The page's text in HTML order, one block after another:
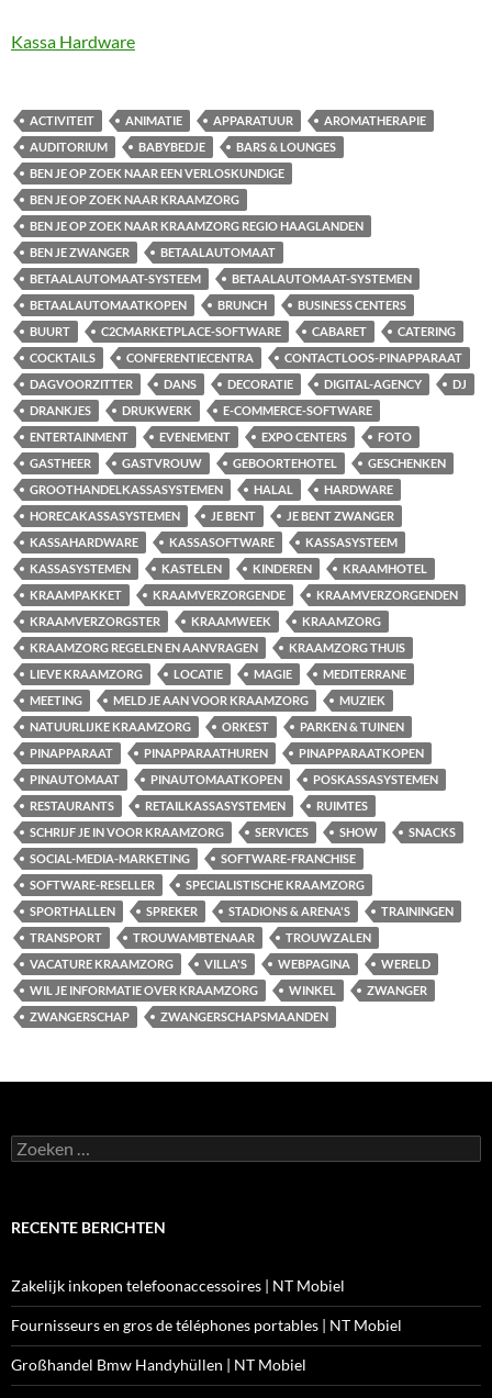
Kassa Hardware
ACTIVITEIT ANIMATIE APPARATUUR
AROMATHERAPIE
AUDITORIUM
BABYBEDJE
BARS & LOUNGES
BEN JE OP ZOEK NAAR EEN VERLOSKUNDIGE
BEN JE OP ZOEK NAAR KRAAMZORG
BEN JE OP ZOEK NAAR KRAAMZORG REGIO HAAGLANDEN
BEN JE ZWANGER
BETAALAUTOMAAT
BETAALAUTOMAAT-SYSTEEM
BETAALAUTOMAAT-SYSTEMEN
BETAALAUTOMAATKOPEN
BRUNCH
BUSINESS CENTERS
BUURT
C2CMARKETPLACE-SOFTWARE CABARET
CATERING
COCKTAILS
CONFERENTIECENTRA
CONTACTLOOS-PINAPPARAAT
DAGVOORZITTER
DANS DECORATIE DIGITAL-AGENCY
DJ
DRANKJES
DRUKWERK
E-COMMERCE-SOFTWARE
ENTERTAINMENT
EVENEMENT EXPO CENTERS
FOTO
GASTHEER
GASTVROUW GEBOORTEHOTEL
GESCHENKEN
GROOTHANDELKASSASYSTEMEN
HALAL
HARDWARE
HORECAKASSASYSTEMEN
JE BENT
JE BENT ZWANGER
KASSAHARDWARE
KASSASOFTWARE
KASSASYSTEEM
KASSASYSTEMEN
KASTELEN KINDEREN
KRAAMHOTEL
KRAAMPAKKET
KRAAMVERZORGENDE
KRAAMVERZORGENDEN
KRAAMVERZORGSTER
KRAAMWEEK
KRAAMZORG
KRAAMZORG REGELEN EN AANVRAGEN
KRAAMZORG THUIS
LIEVE KRAAMZORG
LOCATIE MAGIE
MEDITERRANE
MEETING
MELD JE AAN VOOR KRAAMZORG
MUZIEK
NATUURLIJKE KRAAMZORG
ORKEST
PARKEN & TUINEN
PINAPPARAAT
PINAPPARAATHUREN
PINAPPARAATKOPEN
PINAUTOMAAT
PINAUTOMAATKOPEN
POSKASSASYSTEMEN
RESTAURANTS
RETAILKASSASYSTEMEN
RUIMTES
SCHRIJF JE IN VOOR KRAAMZORG
SERVICES SHOW
SNACKS
SOCIAL-MEDIA-MARKETING
SOFTWARE-FRANCHISE
SOFTWARE-RESELLER
SPECIALISTISCHE KRAAMZORG
SPORTHALLEN
SPREKER STADIONS & ARENA'S
TRAININGEN
TRANSPORT
TROUWAMBTENAAR
TROUWZALEN
VACATURE KRAAMZORG
VILLA'S WEBPAGINA
WERELD
WIL JE INFORMATIE OVER KRAAMZORG
WINKEL
ZWANGER
ZWANGERSCHAP
ZWANGERSCHAPSMAANDEN
Zoeken
naar:
RECENTE BERICHTEN
Zakelijk inkopen telefoonaccessoires | NT Mobiel
Fournisseurs en gros de téléphones portables | NT Mobiel
Großhandel Bmw Handyhüllen | NT Mobiel